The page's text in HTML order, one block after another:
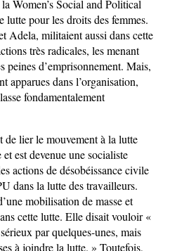
Women’s Social and Political
pour les droits des femmes.
Adela, militaient aussi dans cette
très radicales, les menant
peines d’emprisonnement. Mais,
apparues dans l’organisation,
fondamentalement
lier le mouvement à la lutte
est devenue une socialiste
actions de désobéissance civile
dans la lutte des travailleurs.
mobilisation de masse et
cette lutte. Elle disait vouloir «
par quelques-unes, mais
à joindre la lutte. » Toutefois,